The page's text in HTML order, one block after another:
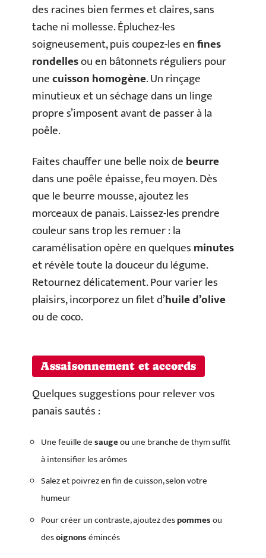
des racines bien fermes et claires, sans
tache ni mollesse. Épluchez-les
soigneusement, puis coupez-les enfines
rondellesou en bâtonnets réguliers pour
unecuisson homogène. Un rinçage
minutieux et un séchage dans un linge
propre s’imposent avant de passer à la
poêle.
Faites chauffer une belle noix debeurre
dans une poêle épaisse, feu moyen. Dès
que le beurre mousse, ajoutez les
morceaux de panais. Laissez-les prendre
couleur sans trop les remuer : la
caramélisation opère en quelquesminutes
et révèle toute la douceur du légume.
Retournez délicatement. Pour varier les
plaisirs, incorporez un filet d’huile d’olive
ou de coco.
Assaisonnement et accords
Quelques suggestions pour relever vos
panais sautés :
Une feuille desaugeou une branche de thym suffit
à intensifier les arômes
Salez et poivrez en fin de cuisson, selon votre
humeur
Pour créer un contraste, ajoutez despommesou
desoignonsémincés